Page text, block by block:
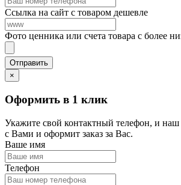
Ссылка на сайт с товаром дешевле
Фото ценника или счета товара с более
×
Оформить в 1 клик
Укажите свой контактный телефон, и наш
с Вами и оформит заказ за Вас.
Ваше имя
Телефон